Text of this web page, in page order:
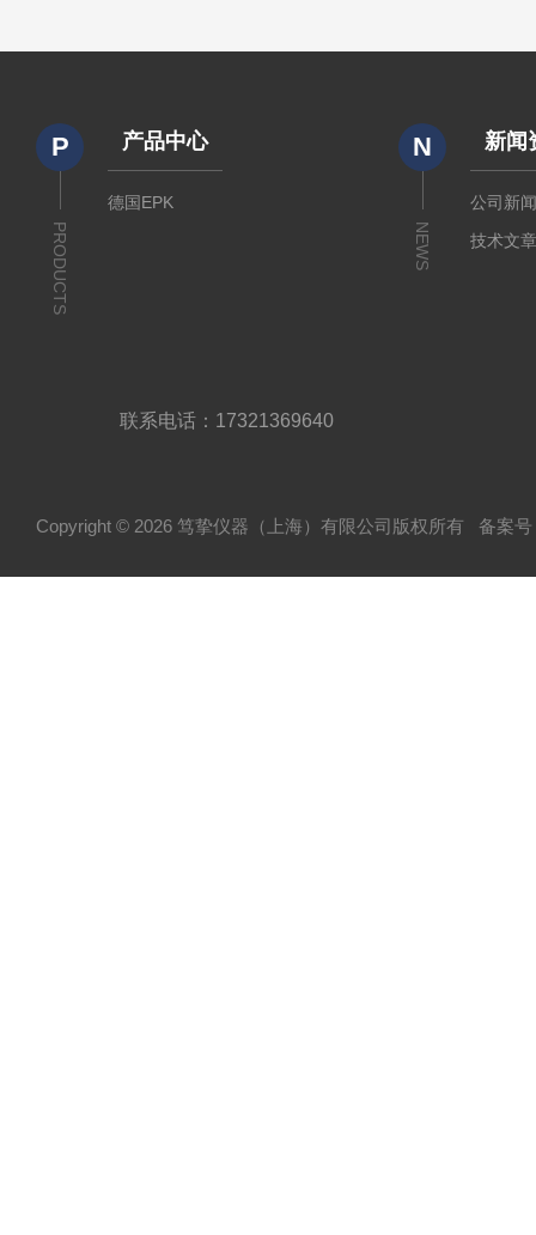
P
PRODUCTS
产品中心
德国EPK
N
NEWS
新闻
公司新
技术文
联系电话：17321369640
Copyright © 2026 笃挚仪器（上海）有限公司版权所有 备案号